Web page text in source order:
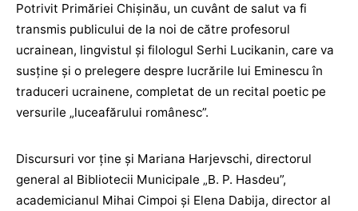
Potrivit Primăriei Chișinău, un cuvânt de salut va fi
transmis publicului de la noi de către profesorul
ucrainean, lingvistul și filologul Serhi Lucikanin, care va
susține și o prelegere despre lucrările lui Eminescu în
traduceri ucrainene, completat de un recital poetic pe
versurile „luceafărului românesc”.
Discursuri vor ține și Mariana Harjevschi, directorul
general al Bibliotecii Municipale „B. P. Hasdeu”,
academicianul Mihai Cimpoi și Elena Dabija, director al